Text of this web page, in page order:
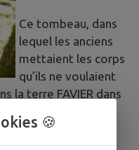
Ce tombeau, dans
lequel les anciens
mettaient les corps
qu’ils ne voulaient
la terre FAVIER dans
: il comporte deux
🍪